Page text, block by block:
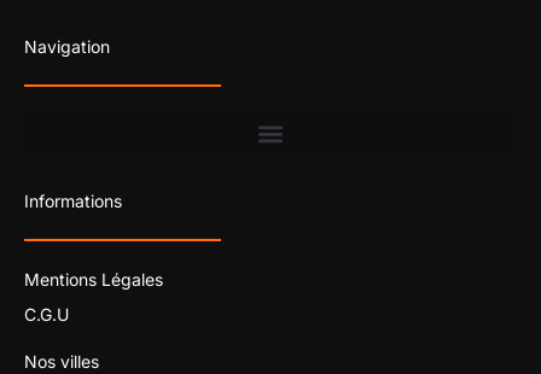
Navigation
Informations
Mentions Légales
C.G.U
Nos villes